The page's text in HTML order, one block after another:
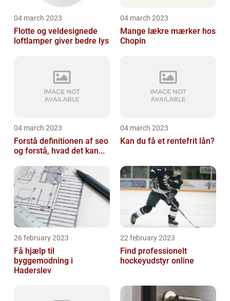
04 march 2023
Flotte og veldesignede
loftlamper giver bedre lys
04 march 2023
Mange lækre mærker hos
Chopin
04 march 2023
Forstå definitionen af seo
og forstå, hvad det kan...
04 march 2023
Kan du få et rentefrit lån?
26 february 2023
Få hjælp til
byggemodning i
Haderslev
22 february 2023
Find professionelt
hockeyudstyr online